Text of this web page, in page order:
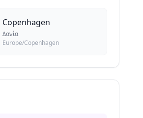
Copenhagen
Δανία
Europe/Copenhagen